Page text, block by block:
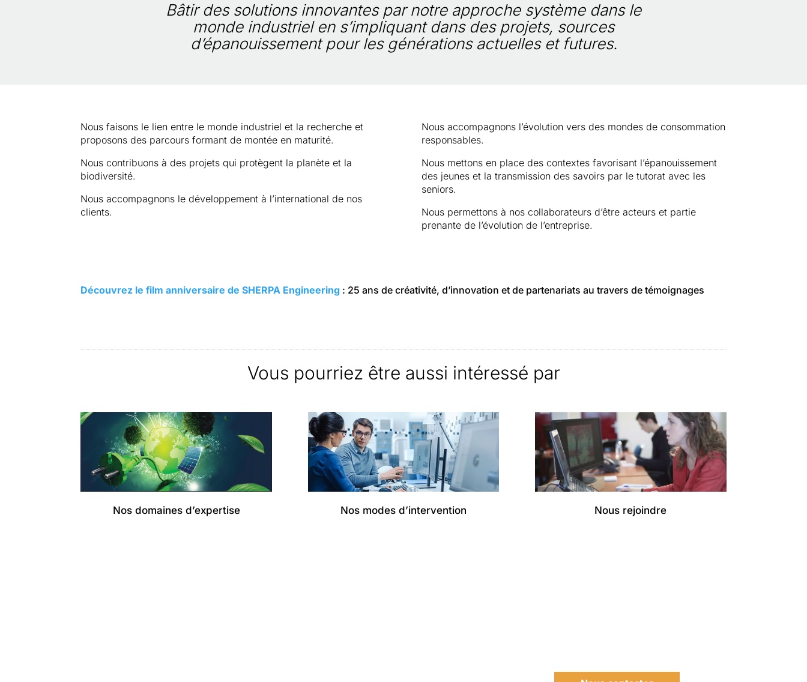
Bâtir des solutions innovantes par notre approche système dans le
monde industriel en s’impliquant dans des projets, sources
d’épanouissement pour les générations actuelles et futures.
Nous faisons le lien entre le monde industriel et la recherche et
proposons des parcours formant de montée en maturité.
Nous contribuons à des projets qui protègent la planète et la
biodiversité.
Nous accompagnons le développement à l’international de nos
clients.
Nous accompagnons l’évolution vers des mondes de consommation
responsables.
Nous mettons en place des contextes favorisant l’épanouissement
des jeunes et la transmission des savoirs par le tutorat avec les
seniors.
Nous permettons à nos collaborateurs d’être acteurs et partie
prenante de l’évolution de l’entreprise.
Découvrez le film anniversaire de SHERPA Engineering : 25 ans de créativité, d’innovation et de partenariats au travers de témoignages
Vous pourriez être aussi intéressé par
Nos domaines d’expertise Nos modes d’intervention Nous rejoindre